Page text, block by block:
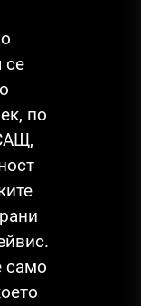
се
по
само